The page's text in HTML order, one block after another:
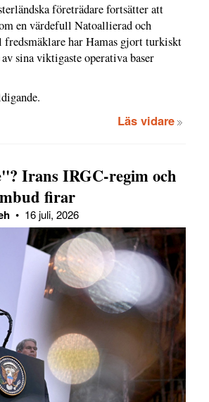
företrädare fortsätter att
en värdefull Natoallierad och
har Hamas gjort turkiskt
sina viktigaste operativa baser
Läs vidare
Irans IRGC-regim och
firar
• 16 juli, 2026